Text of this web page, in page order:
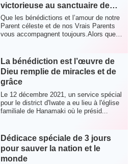
victorieuse au sanctuaire de
Cheon Il à Cheon Won Gung
Que les bénédictions et l’amour de notre
Parent céleste et de nos Vrais Parents
vous accompagnent toujours.Alors que
La bénédiction est l’œuvre de
Dieu remplie de miracles et de
grâce
Le 12 décembre 2021, un service spécial
pour le district d'Iwate a eu lieu à l'église
familiale de Hanamaki où le présid...
Dédicace spéciale de 3 jours
pour sauver la nation et le
monde